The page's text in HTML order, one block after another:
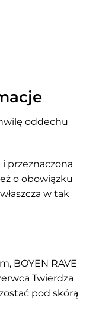
oddechu
przeznaczona
o obowiązku
w tak
BOYEN RAVE
Twierdza
pod skórą